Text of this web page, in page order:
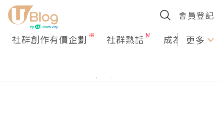
會員登記
社群創作有價企劃 社群熱話 成為U更多